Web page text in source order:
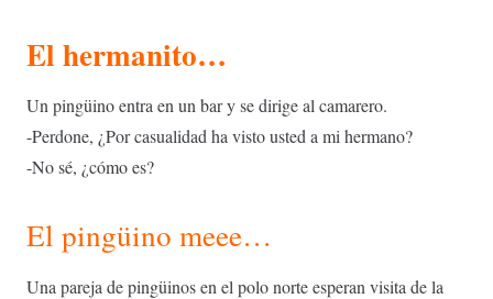
El hermanito…
Un pingüino entra en un bar y se dirige al camarero.
-Perdone, ¿Por casualidad ha visto usted a mi hermano?
-No sé, ¿cómo es?
El pingüino meee…
Una pareja de pingüinos en el polo norte esperan visita de la